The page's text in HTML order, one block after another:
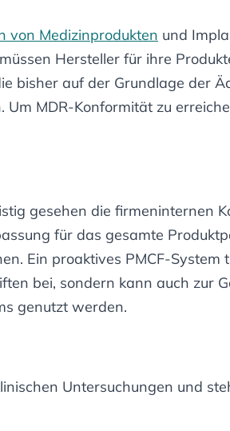
von Medizinprodukten und
Hersteller für ihre
bisher auf der Grundlage der
MDR-Konformität zu
gesehen die firmeninternen
für das gesamte
Ein proaktives PMCF-
bei, sondern kann auch zur
genutzt werden.
Untersuchungen und